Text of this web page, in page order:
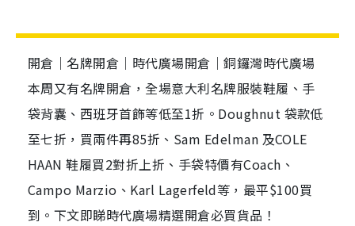
開倉｜名牌開倉｜時代廣場開倉｜銅鑼灣時代廣場
本周又有名牌開倉，全場意大利名牌服裝鞋履、手
袋背囊、西班牙首飾等低至1折。Doughnut 袋款低
至七折，買兩件再85折、Sam Edelman 及COLE
HAAN 鞋履買2對折上折、手袋特價有Coach、
Campo Marzio、Karl Lagerfeld等，最平$100買
到。下文即睇時代廣場精選開倉必買貨品！